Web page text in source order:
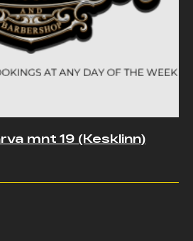
mnt 19 (Kesklinn)